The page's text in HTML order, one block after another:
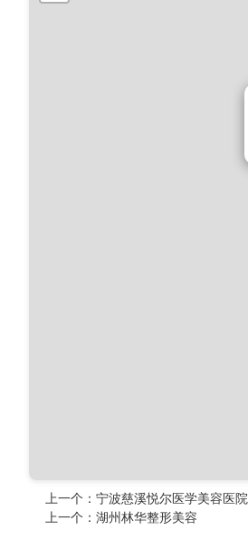
上一个：宁波慈溪悦尔医学美容医院
上一个：湖州林华整形美容